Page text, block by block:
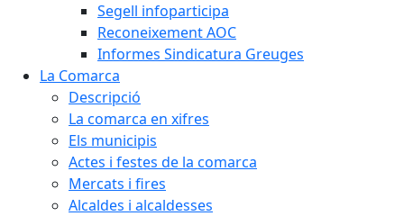
Segell infoparticipa
Reconeixement AOC
Informes Sindicatura Greuges
La Comarca
Descripció
La comarca en xifres
Els municipis
Actes i festes de la comarca
Mercats i fires
Alcaldes i alcaldesses